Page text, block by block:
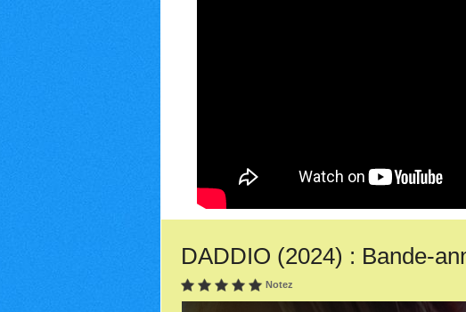
DADDIO (2024) : Bande-
Notez